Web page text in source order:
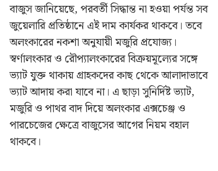
বাজুস জানিয়েছে, পরবর্তী সিদ্ধান্ত না হওয়া পর্যন্ত সব
জুয়েলারি প্রতিষ্ঠানে এই দাম কার্যকর থাকবে। তবে
অলংকারের নকশা অনুযায়ী মজুরি প্রযোজ্য।
স্বর্ণালংকার ও রৌপ্যালংকারের বিক্রয়মূল্যের সঙ্গে
ভ্যাট যুক্ত থাকায় গ্রাহকদের কাছ থেকে আলাদাভাবে
ভ্যাট আদায় করা যাবে না। এ ছাড়া সুনির্দিষ্ট ভ্যাট,
মজুরি ও পাথর বাদ দিয়ে অলংকার এক্সচেঞ্জ ও
পারচেজের ক্ষেত্রে বাজুসের আগের নিয়ম বহাল
থাকবে।